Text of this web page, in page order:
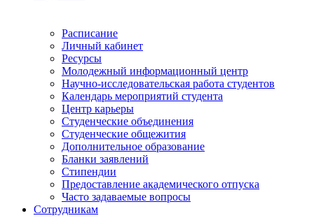
Расписание
Личный кабинет
Ресурсы
Молодежный информационный центр
Научно-исследовательская работа студентов
Календарь мероприятий студента
Центр карьеры
Студенческие объединения
Студенческие общежития
Дополнительное образование
Бланки заявлений
Стипендии
Предоставление академического отпуска
Часто задаваемые вопросы
Сотрудникам